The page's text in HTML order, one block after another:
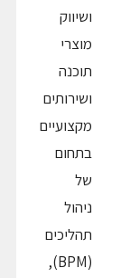
ושיווק
מוצרי
תוכנה
ושירותים
מקצועיים
בתחום
של
ניהול
תהליכים
(BPM),